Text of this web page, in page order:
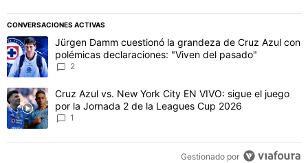
CONVERSACIONES ACTIVAS
Este listado muestra los artículos con más comentarios en los
Un artículo de tendencia con el título "Jürgen Damm cuestionó la
Jürgen Damm cuestionó la grandeza de Cruz Azul con
polémicas declaraciones: "Viven del pasado"
2
Un artículo de tendencia con el título "Cruz Azul vs. New York
Cruz Azul vs. New York City EN VIVO: sigue el juego
por la Jornada 2 de la Leagues Cup 2026
1
Gestionado por